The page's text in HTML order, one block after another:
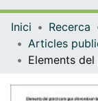
Inici Recerca